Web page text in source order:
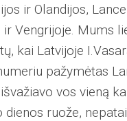
ir Olandijos,
ir Vengrijoje. Mums
kai Latvijoje
pažymėtas
vos vieną
ruože,